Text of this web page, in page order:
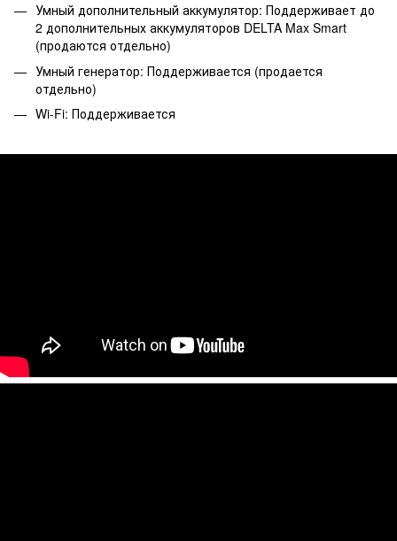
Умный дополнительный аккумулятор: Поддерживает до
2 дополнительных аккумуляторов DELTA Max Smart
(продаются отдельно)
Умный генератор: Поддерживается (продается
отдельно)
Wi-Fi: Поддерживается